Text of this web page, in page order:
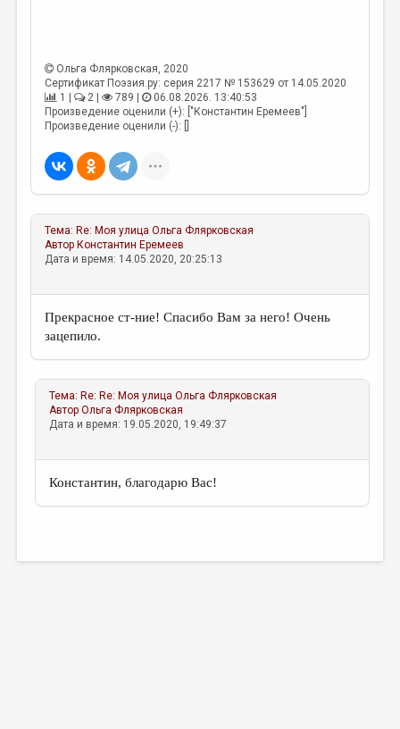
ПУБЛИЦИСТИКА
РЕЦЕНЗИРОВАНИЕ
ЦИКЛЫ ПУБЛИКАЦИЙ
ТРЕДИАКОВСКИЙ
МЕДИА
ВКОНТАКТЕ
Ольга Флярковская, 2020
Сертификат Поэзия.ру: серия 2217 № 153629 от 14.05.2020
1 |
2 | 789 |
06.08.2026. 13:40:53
Произведение оценили (+): ["Константин Еремеев"]
Произведение оценили (-): []
Тема: Re: Моя улица Ольга Флярковская
Автор Константин Еремеев
Дата и время: 14.05.2020, 20:25:13
Прекрасное ст-ние! Спасибо Вам за него! Очень
зацепило.
Тема: Re: Re: Моя улица Ольга Флярковская
АвторОльга Флярковская
Дата и время: 19.05.2020, 19:49:37
Константин, благодарю Вас!